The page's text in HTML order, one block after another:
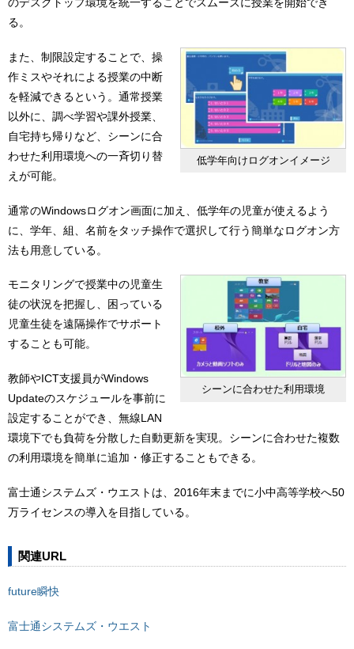
のデスクトップ環境を統一することでスムーズに授業を開始でき
る。
低学年向けログオンイメージ
また、制限設定することで、操
作ミスやそれによる授業の中断
を軽減できるという。通常授業
以外に、調べ学習や課外授業、
自宅持ち帰りなど、シーンに合
わせた利用環境への一斉切り替
えが可能。
通常のWindowsログオン画面に加え、低学年の児童が使えるよう
に、学年、組、名前をタッチ操作で選択して行う簡単なログオン方
法も用意している。
シーンに合わせた利用環境
モニタリングで授業中の児童生
徒の状況を把握し、困っている
児童生徒を遠隔操作でサポート
することも可能。
教師やICT支援員がWindows
Updateのスケジュールを事前に
設定することができ、無線LAN
環境下でも負荷を分散した自動更新を実現。シーンに合わせた複数
の利用環境を簡単に追加・修正することもできる。
富士通システムズ・ウエストは、2016年末までに小中高等学校へ50
万ライセンスの導入を目指している。
関連URL
future瞬快
富士通システムズ・ウエスト